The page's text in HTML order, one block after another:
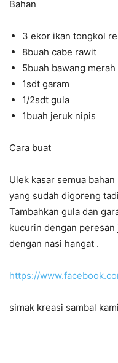
Bahan
3 ekor ikan tongkol
8buah cabe rawit
5buah bawang merah
1sdt garam
1/2sdt gula
1buah jeruk nipis
Cara buat
Ulek kasar semua
yang sudah digoreng
Tambahkan gula dan
kucurin dengan
dengan nasi hangat .
https://
simak kreasi sambal